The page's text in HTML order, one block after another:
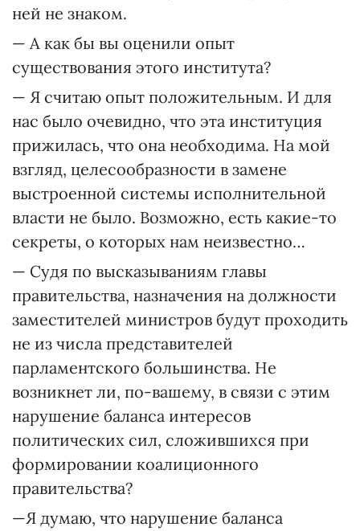
ней не знаком.
— А как бы вы оценили опыт
существования этого института?
— Я считаю опыт положительным. И для
нас было очевидно, что эта институция
прижилась, что она необходима. На мой
взгляд, целесообразности в замене
выстроенной системы исполнительной
власти не было. Возможно, есть какие-то
секреты, о которых нам неизвестно…
— Судя по высказываниям главы
правительства, назначения на должности
заместителей министров будут проходить
не из числа представителей
парламентского большинства. Не
возникнет ли, по-вашему, в связи с этим
нарушение баланса интересов
политических сил, сложившихся при
формировании коалиционного
правительства?
—Я думаю, что нарушение баланса